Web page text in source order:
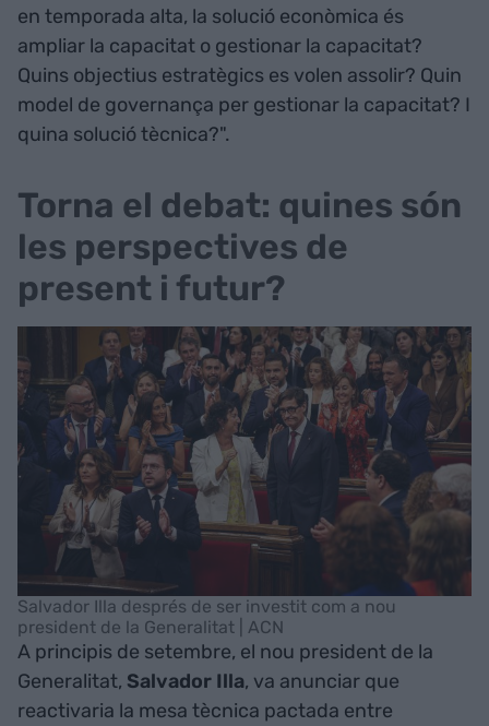
en temporada alta, la solució econòmica és
ampliar la capacitat o gestionar la capacitat?
Quins objectius estratègics es volen assolir? Quin
model de governança per gestionar la capacitat? I
quina solució tècnica?".
Torna el debat: quines són
les perspectives de
present i futur?
Salvador Illa després de ser investit com a nou
president de la Generalitat | ACN
A principis de setembre, el nou president de la
Generalitat, Salvador Illa, va anunciar que
reactivaria la mesa tècnica pactada entre